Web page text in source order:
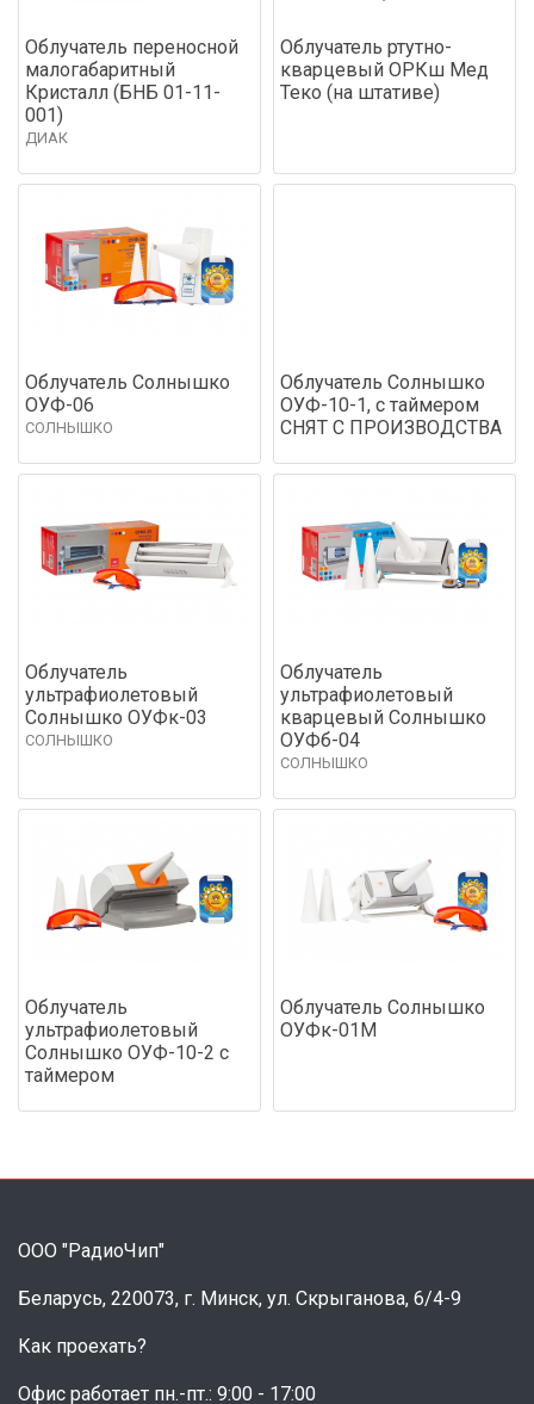
Облучатель переносной
малогабаритный
Кристалл (БНБ 01-11-
001)
ДИАК
Облучатель ртутно-
кварцевый ОРКш Мед
Теко (на штативе)
Облучатель Солнышко
ОУФ-06
СОЛНЫШКО
Облучатель Солнышко
ОУФ-10-1, с таймером
СНЯТ С ПРОИЗВОДСТВА
Облучатель
ультрафиолетовый
Солнышко ОУФк-03
СОЛНЫШКО
Облучатель
ультрафиолетовый
кварцевый Солнышко
ОУФб-04
СОЛНЫШКО
Облучатель
ультрафиолетовый
Солнышко ОУФ-10-2 с
таймером
Облучатель Солнышко
ОУФк-01М
ООО "РадиоЧип"
Беларусь, 220073, г. Минск, ул. Скрыганова, 6/4-9
Как проехать?
Офис работает пн.-пт.: 9:00 - 17:00